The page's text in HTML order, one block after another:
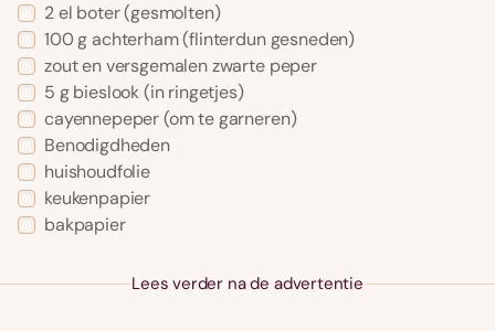
2 el boter (gesmolten)
100 g achterham (flinterdun gesneden)
zout en versgemalen zwarte peper
5 g bieslook (in ringetjes)
cayennepeper (om te garneren)
Benodigdheden
huishoudfolie
keukenpapier
bakpapier
Lees verder na de advertentie